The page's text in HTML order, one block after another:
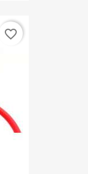
favorite_border